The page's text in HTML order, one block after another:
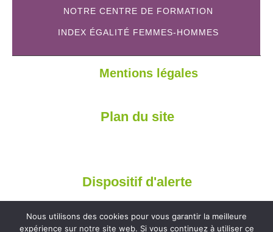
NOTRE CENTRE DE FORMATION
INDEX ÉGALITÉ FEMMES-HOMMES
Mentions légales
Plan du site
Dispositif d'alerte
Nous utilisons des cookies pour vous garantir la meilleure
expérience sur notre site web. Si vous continuez à utiliser ce